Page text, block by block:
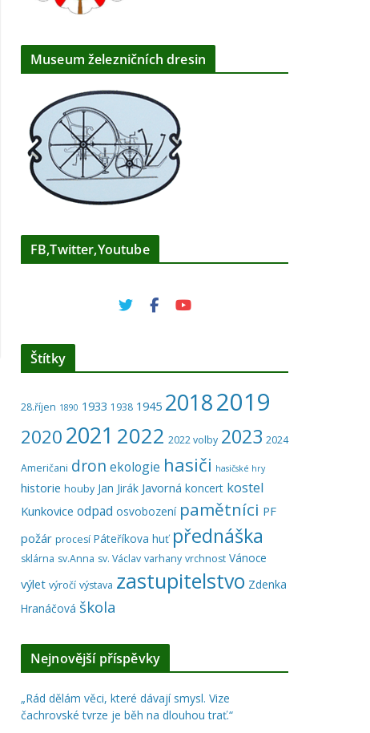
Museum železničních dresin
FB,Twitter,Youtube
Štítky
28.říjen 1890 1933 1938 1945 20182019
20202021 2022 2022 volby 2023 2024
Američani dron ekologie hasiči hasičské hry
historie houby Jan Jirák Javorná koncert kostel
Kunkovice odpad osvobození pamětníci PF
požár procesí Páteříkova huť přednáška
sklárna sv.Anna sv. Václav varhany vrchnost Vánoce
výlet výročí výstava zastupitelstvo Zdenka
Hranáčová škola
Nejnovější příspěvky
„Rád dělám věci, které dávají smysl. Vize
čachrovské tvrze je běh na dlouhou trať.“